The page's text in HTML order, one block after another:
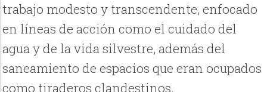
trabajo modesto y transcendente, enfocado
en líneas de acción como el cuidado del
agua y de la vida silvestre, además del
saneamiento de espacios que eran ocupados
como tiraderos clandestinos.